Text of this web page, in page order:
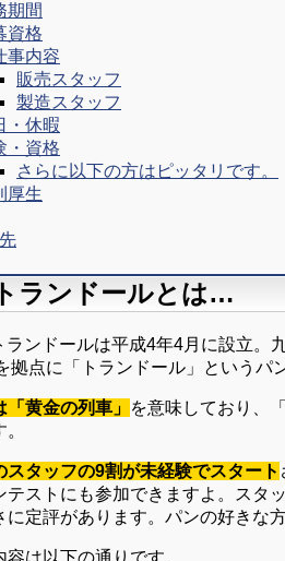
期間
資格
事内容
販売スタッフ
製造スタッフ
・休暇
・資格
さらに以下の方はピッタリです。
厚生
ランドールとは…
ランドールは平成4年4月に設立。
拠点に「トランドール」というパ
「黄金の列車」 を意味しており、
スタッフの9割が未経験でスタート
テストにも参加できますよ。スタ
に定評があります。パンの好きな
は以下の通りです。